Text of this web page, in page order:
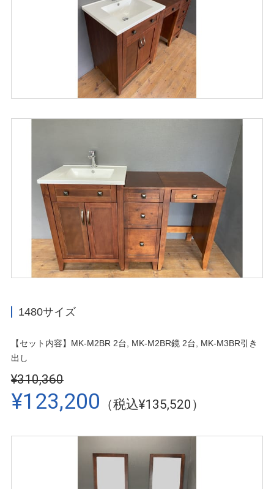
1480サイズ
【セット内容】MK-M2BR 2台, MK-M2BR鏡 2台, MK-M3BR引き
出し
¥310,360
¥123,200 （税込¥135,520）